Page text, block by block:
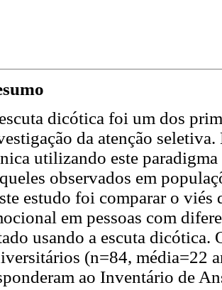
dicótica foi um dos
da atenção
utilizando este
observados em
estudo foi comparar o viés
em pessoas com
usando a escuta dicótica.
(n=84, média=22
ao Inventário de